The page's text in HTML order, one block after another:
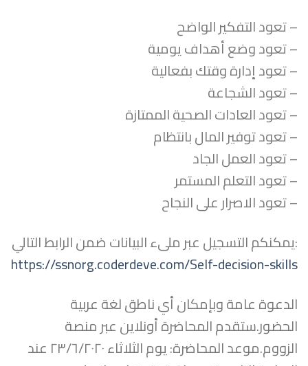
– تعود التفكير الواضح
– تعود وضع أهداف يومية
– تعود إدارة وقتك بفعالية
– تعود الشجاعة
– تعود العادات الصحية الممتازة
– تعود توفير المال بانتظام
– تعود العمل الجاد
– تعود التعلم المستمر
– تعود الاصرار على النجاح
:يمكنكم التسجيل عبر ملىء البيانات ضمن الرابط التالي
https://ssnorg.coderdeve.com/Self-decision-skills
الدعوة عامة وبإمكان أي ناطق لغة عربية
الحضور.ستقدم المحاضرة أونلاين عبر منصة
الزووم.موعد المحاضرة: يوم الثلاثاء ٢٣/٦/٢٠٢٠ عند